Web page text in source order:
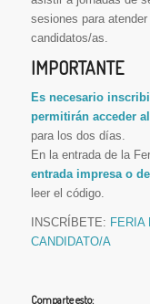
sesiones para
candidatos/as.
IMPORTANTE
Es necesario
permitirán acceder
para los dos días.
En la entrada de la
entrada impresa o
leer el código.
INSCRÍBETE: FERIA
CANDIDATO/A
Comparte esto: